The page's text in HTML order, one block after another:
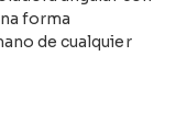
forma
de cualquier